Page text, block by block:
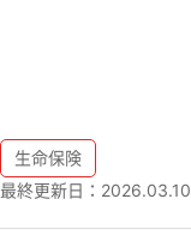
生命保険
最終更新日： 2026.03.10